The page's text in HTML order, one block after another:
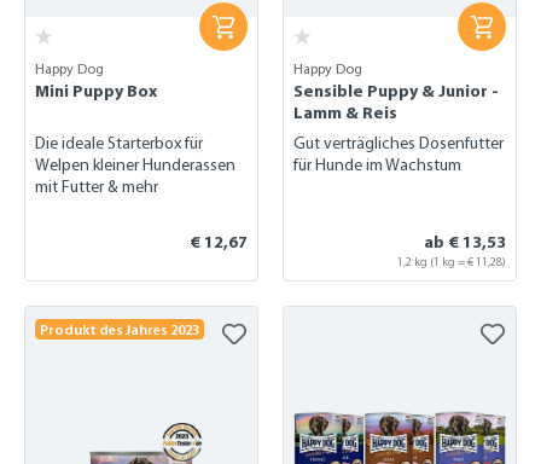
Happy Dog
Mini Puppy Box
Die ideale Starterbox für
Welpen kleiner Hunderassen
mit Futter & mehr
€ 12,67
Happy Dog
Sensible Puppy & Junior -
Lamm & Reis
Gut verträgliches Dosenfutter
für Hunde im Wachstum
ab € 13,53
1,2 kg (1 kg = € 11,28)
Produkt des Jahres 2023